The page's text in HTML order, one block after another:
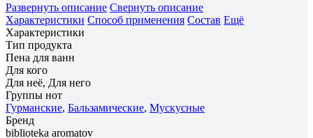
Развернуть описание Свернуть описание
Характеристики Способ применения Состав Ещё
Характеристики
Тип продукта
Пена для ванн
Для кого
Для неё, Для него
Группы нот
Гурманские, Бальзамические, Мускусные
Бренд
biblioteka aromatov